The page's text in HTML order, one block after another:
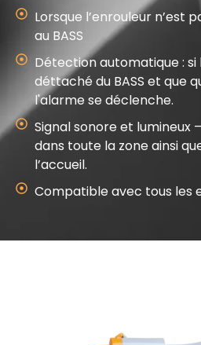
Lorsque l’enrouleur n’est
au BASS
Détection automatique : si
déttaché du BASS et que
l'alarme se déclenche.
Signal sonore et lumineux
dans toute la zone ainsi
l’accueil.
Compatible avec tous les